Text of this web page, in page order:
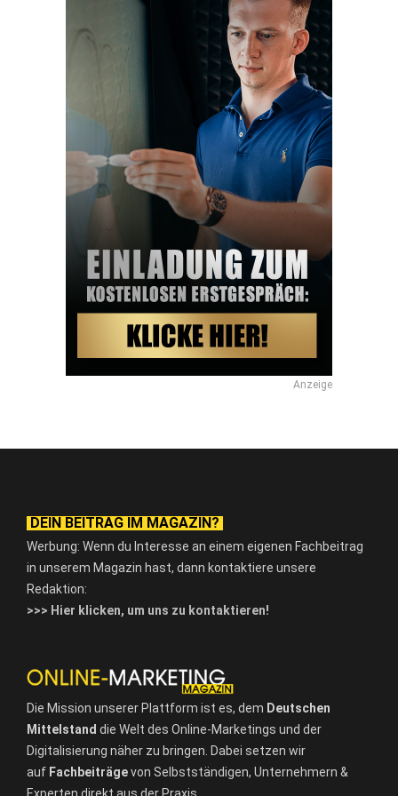
Anzeige
DEIN BEITRAG IM MAGAZIN?
Werbung: Wenn du Interesse an einem eigenen Fachbeitrag
in unserem Magazin hast, dann kontaktiere unsere
Redaktion:
>>> Hier klicken, um uns zu kontaktieren!
Die Mission unserer Plattform ist es, dem Deutschen
Mittelstand die Welt des Online-Marketings und der
Digitalisierung näher zu bringen. Dabei setzen wir
auf Fachbeiträgevon Selbstständigen, Unternehmern &